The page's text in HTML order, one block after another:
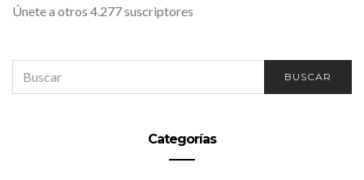
Únete a otros 4.277 suscriptores
FOR:
BUSCAR
Categorías